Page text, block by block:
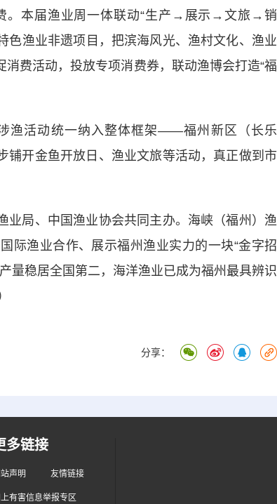
本届渔业周一体联动“生产→展示→文旅→销
色渔业非遗项目，把滨海风光、渔村文化、渔业
消费活动，投放专项消费券，联动渔博会打造“福
活动统一纳入整体框架——福州新区（长乐
铺开金鱼开放日、渔业文旅等活动，真正做到市
局、中国渔业协会共同主办。海峡（福州）渔
际渔业合作、展示福州渔业实力的一块“金字招
量稳居全国第二，海洋渔业已成为福州最具辨识
分享：
多链接
站声明 友情链接
上有害信息举报专区